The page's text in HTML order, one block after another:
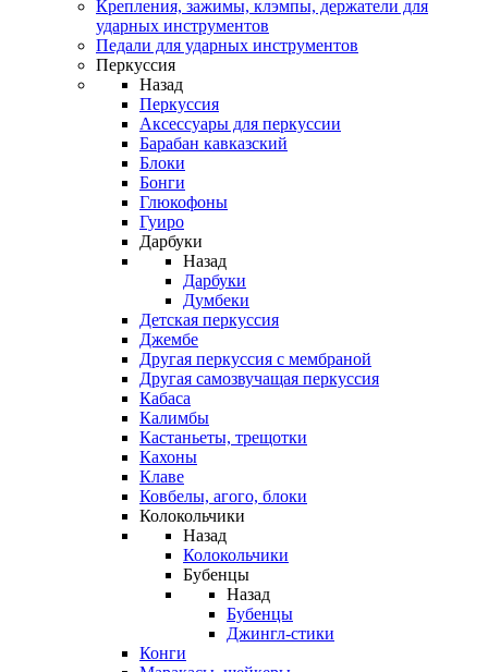
Крепления, зажимы, клэмпы, держатели для
ударных инструментов
Педали для ударных инструментов
Перкуссия
Назад
Перкуссия
Аксессуары для перкуссии
Барабан кавказский
Блоки
Бонги
Глюкофоны
Гуиро
Дарбуки
Назад
Дарбуки
Думбеки
Детская перкуссия
Джембе
Другая перкуссия с мембраной
Другая самозвучащая перкуссия
Кабаса
Калимбы
Кастаньеты, трещотки
Кахоны
Клаве
Ковбелы, агого, блоки
Колокольчики
Назад
Колокольчики
Бубенцы
Назад
Бубенцы
Джингл-стики
Конги